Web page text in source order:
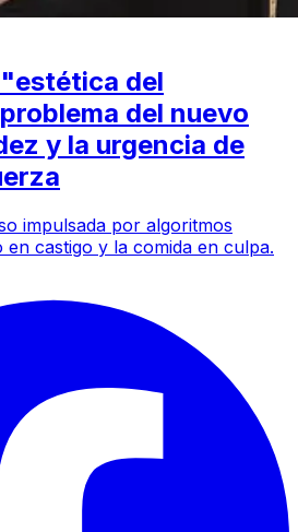
del
del nuevo
y la urgencia de
impulsada por algoritmos
castigo y la comida en culpa.